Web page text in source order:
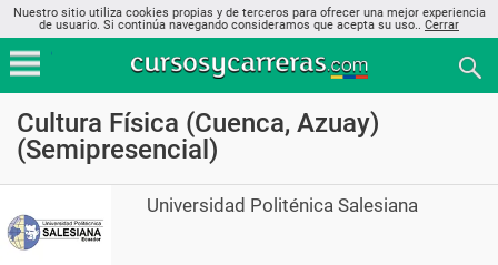
Nuestro sitio utiliza cookies propias y de terceros para ofrecer una mejor experiencia
de usuario. Si continúa navegando consideramos que acepta su uso.. Cerrar
Cultura Física (Cuenca, Azuay)
(Semipresencial)
Universidad Politénica Salesiana